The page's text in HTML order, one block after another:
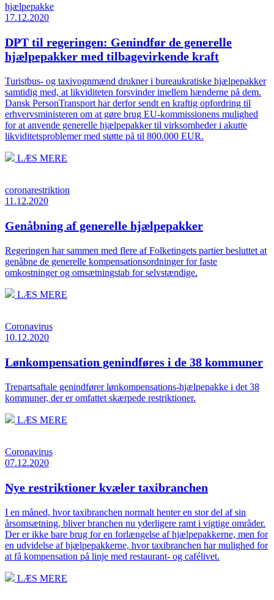
hjælpepakke
17.12.2020
DPT til regeringen: Genindfør de generelle
hjælpepakker med tilbagevirkende kraft
Turistbus- og taxivognmænd drukner i bureaukratiske hjælpepakker
samtidig med, at likviditeten forsvinder imellem hænderne på dem.
Dansk PersonTransport har derfor sendt en kraftig opfordring til
erhvervsministeren om at gøre brug EU-kommissionens mulighed
for at anvende generelle hjælpepakker til virksomheder i akutte
likviditetsproblemer med støtte på til 800.000 EUR.
LÆS MERE
coronarestriktion
11.12.2020
Genåbning af generelle hjælpepakker
Regeringen har sammen med flere af Folketingets partier besluttet at
genåbne de generelle kompensationsordninger for faste
omkostninger og omsætningstab for selvstændige.
LÆS MERE
Coronavirus
10.12.2020
Lønkompensation genindføres i de 38 kommuner
Trepartsaftale genindfører lønkompensations-hjælpepakke i det 38
kommuner, der er omfattet skærpede restriktioner.
LÆS MERE
Coronavirus
07.12.2020
Nye restriktioner kvæler taxibranchen
I en måned, hvor taxibranchen normalt henter en stor del af sin
årsomsætning, bliver branchen nu yderligere ramt i vigtige områder.
Der er ikke bare brug for en forlængelse af hjælpepakkerne, men for
en udvidelse af hjælpepakkerne, hvor taxibranchen har mulighed for
at få kompensation på linje med restaurant- og cafélivet.
LÆS MERE